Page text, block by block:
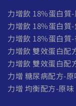
力增飲 18%蛋白質-
力增飲 18%蛋白質
力增飲 18%蛋白質
力增飲 雙效蛋白配
力增飲 雙效蛋白配
力增 糖尿病配方-原
力增 均衡配方-原味